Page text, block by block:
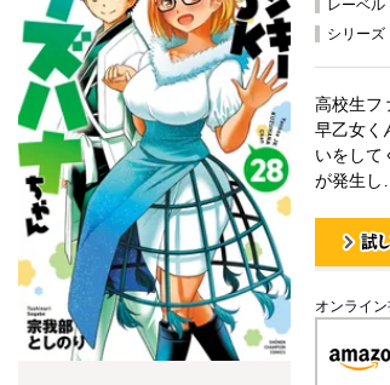
レーベル
シリーズ
高校生フ
早乙女く
いをして
が発生
オンライ